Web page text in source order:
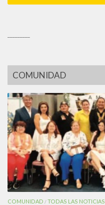
COMUNIDAD
COMUNIDAD /TODAS LAS NOTICIAS